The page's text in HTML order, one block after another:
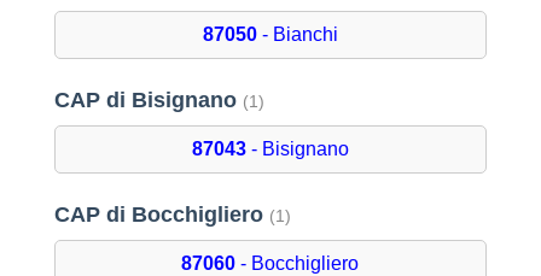
87050- Bianchi
CAP di Bisignano (1)
87043- Bisignano
CAP di Bocchigliero (1)
87060 - Bocchigliero